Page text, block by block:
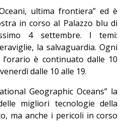
ultima frontiera” ed è
in corso al Palazzo blu di
4 settembre. I temi:
la salvaguardia. Ogni
è continuato dalle 10
dalle 10 alle 19.
Geographic Oceans” la
migliori tecnologie della
ma anche i pericoli in corso
Addio amico
Giorgio
Editoriale